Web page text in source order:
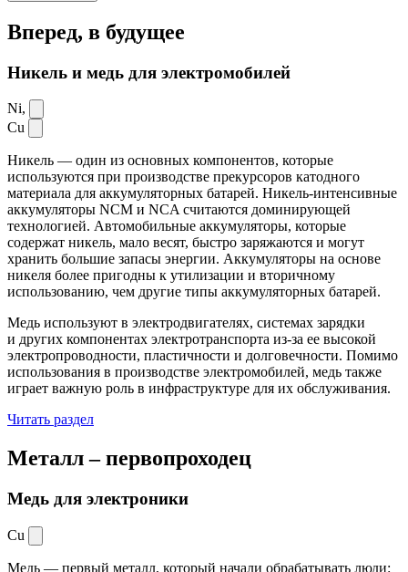
Вперед, в будущее
Никель и медь для электромобилей
Ni,
Cu
Никель — один из основных компонентов, которые
используются при производстве прекурсоров катодного
материала для аккумуляторных батарей. Никель-интенсивные
аккумуляторы NCM и NCA считаются доминирующей
технологией. Автомобильные аккумуляторы, которые
содержат никель, мало весят, быстро заряжаются и могут
хранить большие запасы энергии. Аккумуляторы на основе
никеля более пригодны к утилизации и вторичному
использованию, чем другие типы аккумуляторных батарей.
Медь используют в электродвигателях, системах зарядки
и других компонентах электротранспорта из-за ее высокой
электропроводности, пластичности и долговечности. Помимо
использования в производстве электромобилей, медь также
играет важную роль в инфраструктуре для их обслуживания.
Читать раздел
Металл –первопроходец
Медь для электроники
Cu
Медь — первый металл, который начали обрабатывать люди: